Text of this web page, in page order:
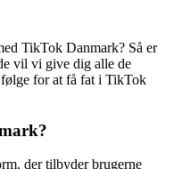
TikTok Danmark? Så er
vil vi give dig alle de
for at få fat i TikTok
der tilbyder brugerne